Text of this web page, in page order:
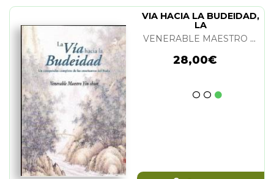
VIA HACIA LA BUDEIDAD,
LA
VENERABLE MAESTRO YIN-SHUN
28,00€